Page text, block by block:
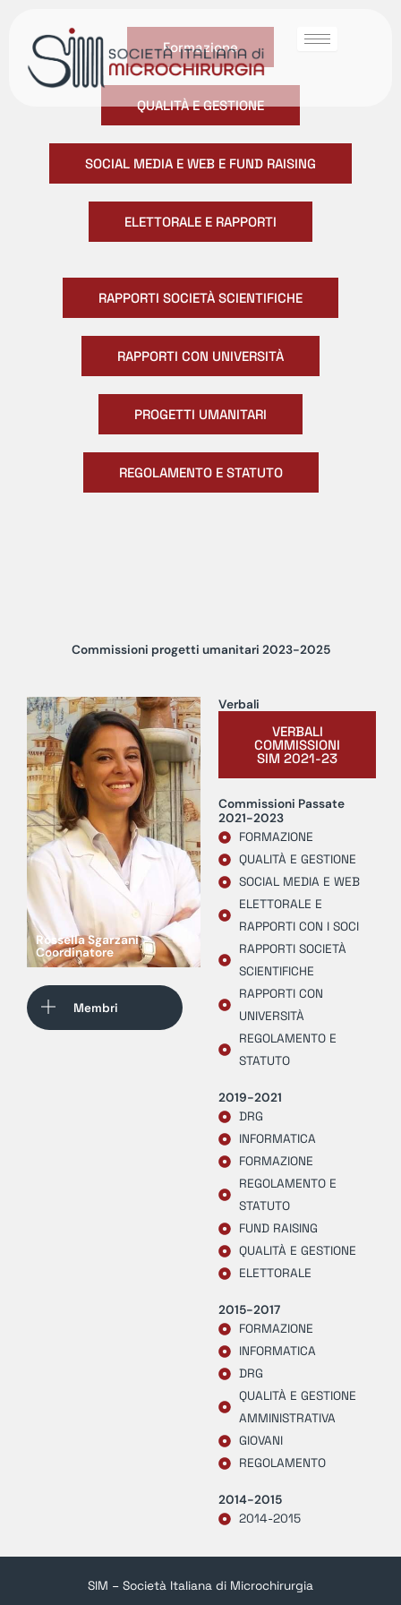
Formazione
QUALITÀ E GESTIONE
SOCIAL MEDIA E WEB E FUND RAISING
ELETTORALE E RAPPORTI
RAPPORTI SOCIETÀ SCIENTIFICHE
RAPPORTI CON UNIVERSITÀ
PROGETTI UMANITARI
REGOLAMENTO E STATUTO
Commissioni progetti umanitari 2023-2025
Rossella Sgarzani
Coordinatore
Membri
Verbali
VERBALI
COMMISSIONI
SIM 2021-23
Commissioni Passate
2021-2023
FORMAZIONE
QUALITÀ E GESTIONE
SOCIAL MEDIA E WEB
ELETTORALE E
RAPPORTI CON I SOCI
RAPPORTI SOCIETÀ
SCIENTIFICHE
RAPPORTI CON
UNIVERSITÀ
REGOLAMENTO E
STATUTO
2019-2021
DRG
INFORMATICA
FORMAZIONE
REGOLAMENTO E
STATUTO
FUND RAISING
QUALITÀ E GESTIONE
ELETTORALE
2015-2017
FORMAZIONE
INFORMATICA
DRG
QUALITÀ E GESTIONE
AMMINISTRATIVA
GIOVANI
REGOLAMENTO
2014-2015
2014-2015
SIM – Società Italiana di Microchirurgia